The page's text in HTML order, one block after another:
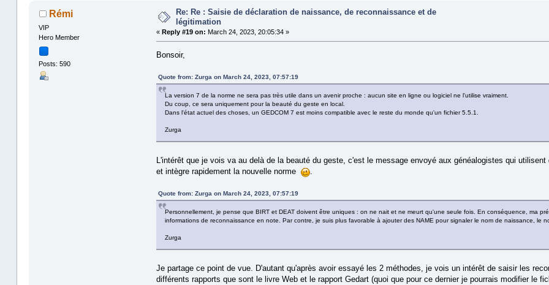
Rémi
VIP
Hero Member
Posts: 590
Re: Re : Saisie de déclaration de naissance, de reconnaissance et de
légitimation
« Reply #19 on: March 24, 2023, 20:05:34 »
Bonsoir,
Quote from: Zurga on March 24, 2023, 07:57:19
La version 7 de la norme ne sera pas très utile dans un avenir proche : aucun site en ligne ou logiciel ne l'utilise vraiment.
Du coup, ce sera uniquement pour la beauté du geste en local.
Dans l'état actuel des choses, un GEDCOM 7 est moins compatible avec le reste du monde qu'un fichier 5.5.1.
Zurga
L'intérêt que je vois va au delà de la beauté du geste, c'est le message envoyé aux généalogistes qui
et intègre rapidement la nouvelle norme
.
Quote from: Zurga on March 24, 2023, 07:57:19
Personnellement, je pense que BIRT et DEAT doivent être uniques : on ne nait et ne meurt qu'une seule fois. En conséquence, ma
informations de reconnaissance en note. Par contre, je suis plus favorable à ajouter des NAME pour signaler le nom de naissance, le
Zurga
Je partage ce point de vue. D'autant qu'après avoir essayé les 2 méthodes, je vois un intérêt de saisir les
différents rapports que sont le livre Web et le rapport Gedart (quoi que pour ce dernier je pourrais modifier le